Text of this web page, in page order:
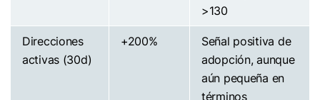
>130
Direcciones
activas (30d)
+200%
Señal positiva de
adopción, aunque
aún pequeña en
términos